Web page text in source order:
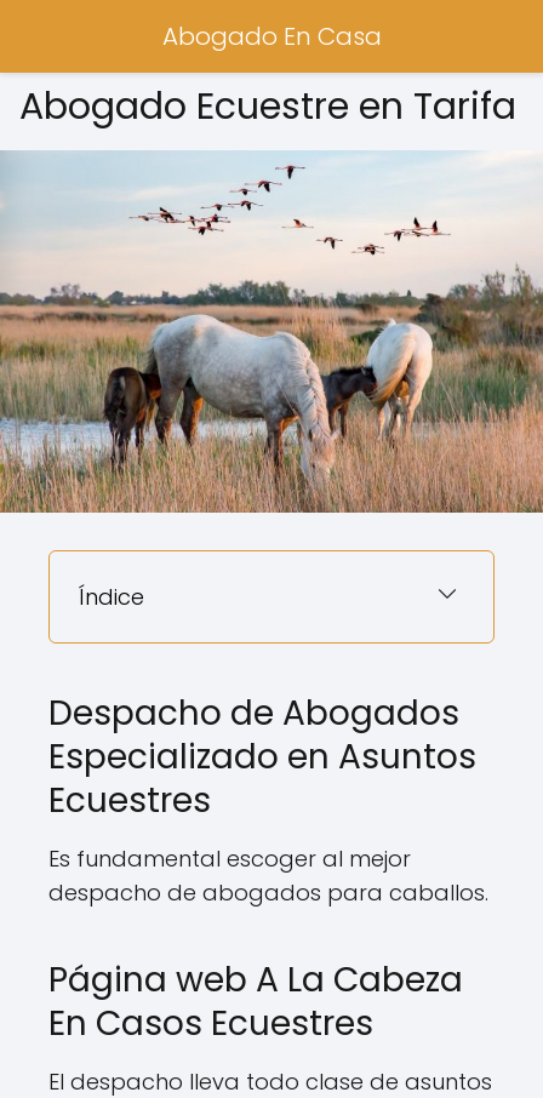
Abogado En Casa
Abogado Ecuestre en Tarifa
Índice
Despacho de Abogados
Especializado en Asuntos
Ecuestres
Es fundamental escoger al mejor
despacho de abogados para caballos.
Página web A La Cabeza
En Casos Ecuestres
El despacho lleva todo clase de asuntos